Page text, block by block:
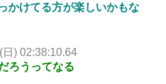
かけてる方が楽しいかもな
) 02:38:10.64
ろうってなる